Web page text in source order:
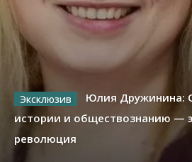
Юлия Дружинина:
истории и обществознанию —
революция